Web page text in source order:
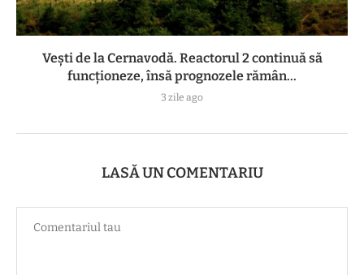
Vești de la Cernavodă. Reactorul 2 continuă să
funcționeze, însă prognozele rămân...
3 zile ago
LASĂ UN COMENTARIU